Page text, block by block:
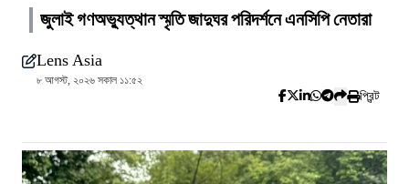
জুলাই গণঅভ্যুত্থান স্মৃতি জাদুঘর পরিদর্শনে এনসিপি নেতারা
Lens Asia
৮ আগস্ট, ২০২৬ সকাল ১১:৫২
প্রিন্ট